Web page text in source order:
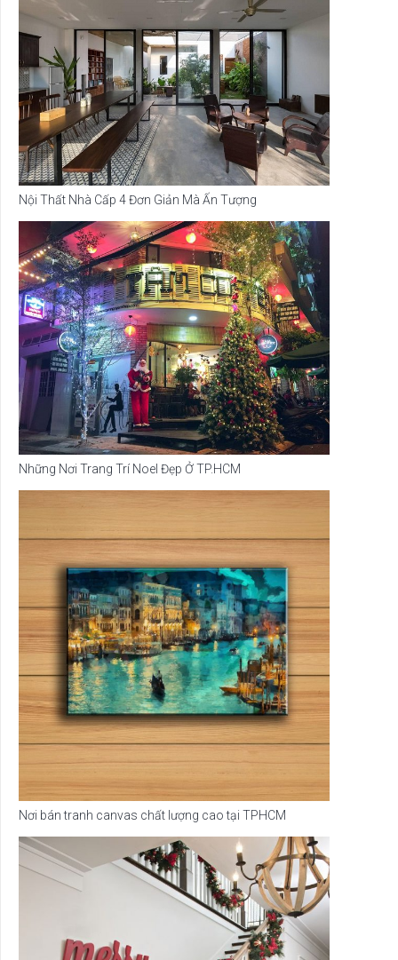
Nội Thất Nhà Cấp 4 Đơn Giản Mà Ấn Tượng
Những Nơi Trang Trí Noel Đẹp Ở TP.HCM
Nơi bán tranh canvas chất lượng cao tại TPHCM